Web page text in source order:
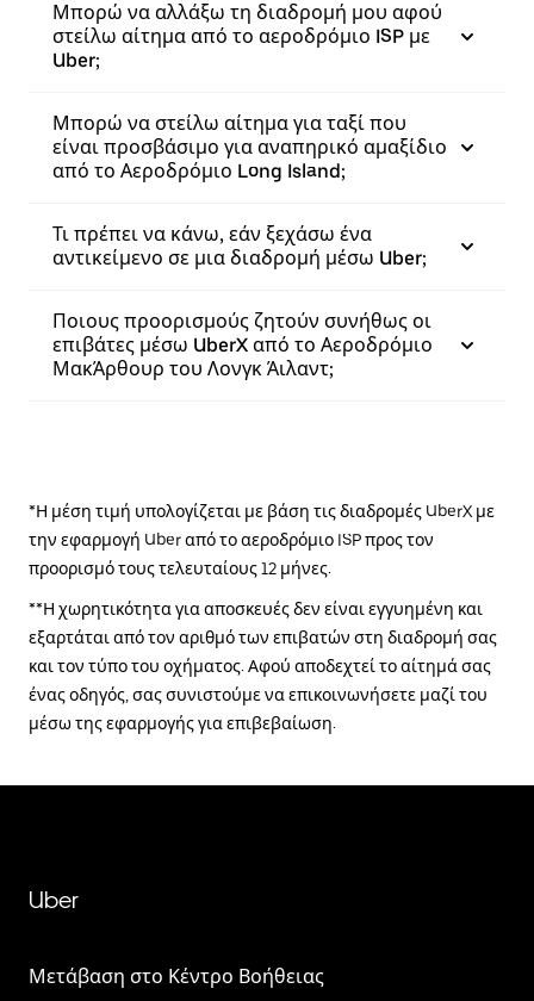
Μπορώ να αλλάξω τη διαδρομή μου αφού
στείλω αίτημα από το αεροδρόμιο ISP με
Uber;
Μπορώ να στείλω αίτημα για ταξί που
είναι προσβάσιμο για αναπηρικό αμαξίδιο
από το Αεροδρόμιο Long Island;
Τι πρέπει να κάνω, εάν ξεχάσω ένα
αντικείμενο σε μια διαδρομή μέσω Uber;
Ποιους προορισμούς ζητούν συνήθως οι
επιβάτες μέσω UberX από το Αεροδρόμιο
ΜακΆρθουρ του Λονγκ Άιλαντ;
*Η μέση τιμή υπολογίζεται με βάση τις διαδρομές UberX με
την εφαρμογή Uber από το αεροδρόμιο ISP προς τον
προορισμό τους τελευταίους 12 μήνες.
**Η χωρητικότητα για αποσκευές δεν είναι εγγυημένη και
εξαρτάται από τον αριθμό των επιβατών στη διαδρομή σας
και τον τύπο του οχήματος. Αφού αποδεχτεί το αίτημά σας
ένας οδηγός, σας συνιστούμε να επικοινωνήσετε μαζί του
μέσω της εφαρμογής για επιβεβαίωση.
Uber
Μετάβαση στο Κέντρο Βοήθειας